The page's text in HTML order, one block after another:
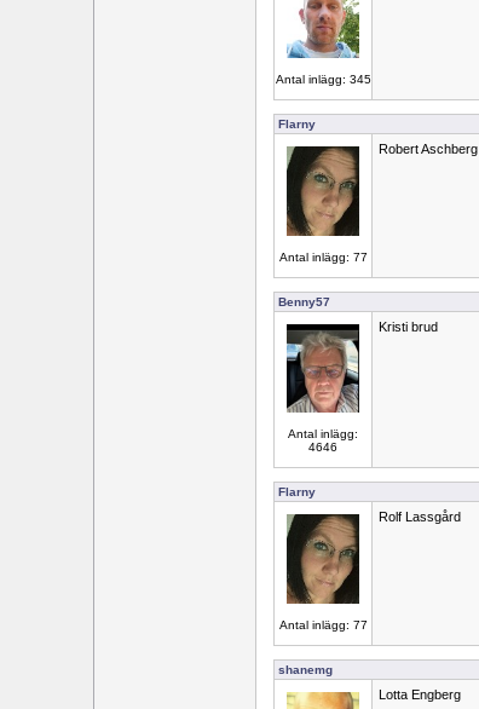
Antal inlägg: 345
Flarny
Antal inlägg: 77
Robert Aschberg
Benny57
Antal inlägg:
4646
Kristi brud
Flarny
Antal inlägg: 77
Rolf Lassgård
shanemg
Lotta Engberg